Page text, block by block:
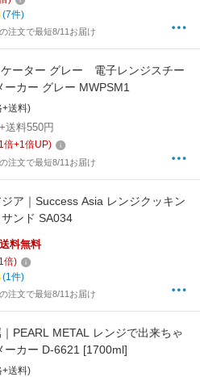
(7件)
注文で最短8/11お届け
ーター グレー 電子レンジスチー
ーカー グレー MWPSM1
送料)
+送料550円
1倍+1倍UP)
注文で最短8/11お届け
ア｜Success Asia レンジクッキン
ンド SA034
送料無料
1倍)
(1件)
注文で最短8/11お届け
PEARL METAL レンジで出来ちゃ
ーカー D-6621 [1700ml]
+送料)